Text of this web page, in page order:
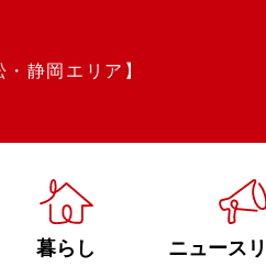
静岡エリア】
暮らし ニュース